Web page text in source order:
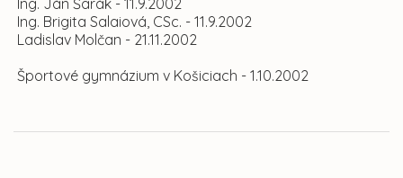
Ing. Ján Šarák - 11.9.2002
Ing. Brigita Salaiová, CSc. - 11.9.2002
Ladislav Molčan - 21.11.2002
Športové gymnázium v Košiciach - 1.10.2002